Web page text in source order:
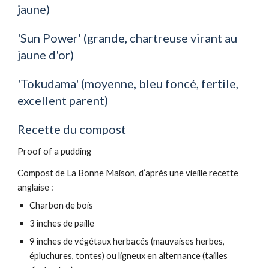
jaune)
'Sun Power' (grande, chartreuse virant au
jaune d'or)
'Tokudama' (moyenne, bleu foncé, fertile,
excellent parent)
Recette du compost
Proof of a pudding
Compost de La Bonne Maison, d’après une vieille recette
anglaise :
Charbon de bois
3 inches de paille
9 inches de végétaux herbacés (mauvaises herbes,
épluchures, tontes) ou ligneux en alternance (tailles